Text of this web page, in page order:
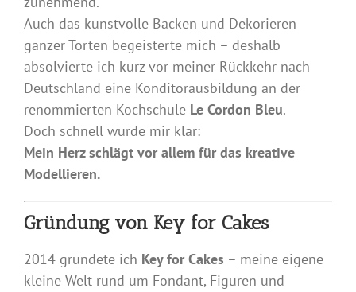
Auch das kunstvolle Backen und Dekorieren
ganzer Torten begeisterte mich – deshalb
absolvierte ich kurz vor meiner Rückkehr nach
Deutschland eine Konditorausbildung an der
renommierten Kochschule Le Cordon Bleu.
Doch schnell wurde mir klar:
Mein Herz schlägt vor allem für das kreative
Modellieren.
Gründung von Key for Cakes
2014 gründete ich Key for Cakes – meine eigene
kleine Welt rund um Fondant, Figuren und